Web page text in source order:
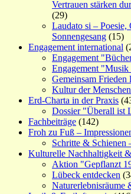
Vertrauen stärken
(29)
Laudato si –
Sonnengesang (15)
Engagement international
Engagement
Engagement
Gemeinsam Frieden
Kultur der
Erd-Charta in der Praxis
Dossier "Überall ist
Fachbeiträge (142)
Froh zu Fuß –
Schritte & Schienen
Kulturelle Nachhaltigkeit
Aktion "Gepflanzt
Lübeck entdecken
Naturerlebnisräume